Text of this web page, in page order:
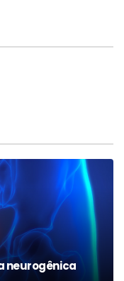
neurogênica